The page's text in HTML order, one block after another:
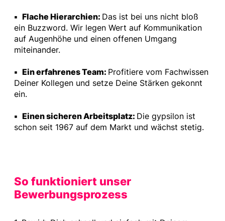
▪ Flache Hierarchien: Das ist bei uns nicht bloß
ein Buzzword. Wir legen Wert auf Kommunikation
auf Augenhöhe und einen offenen Umgang
miteinander.
▪ Ein erfahrenes Team: Profitiere vom Fachwissen
Deiner Kollegen und setze Deine Stärken gekonnt
ein.
▪ Einen sicheren Arbeitsplatz: Die gypsilon ist
schon seit 1967 auf dem Markt und wächst stetig.
So funktioniert unser
Bewerbungsprozess